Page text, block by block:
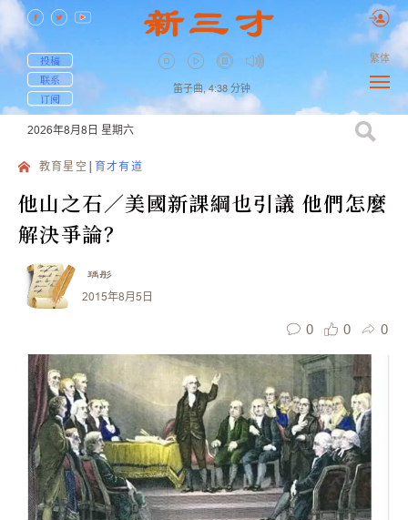
投稿
联系
订阅
笛子曲, 4:38 分钟
繁体
2026年8月8日 星期六
教育星空 育才有道
他山之石／美國新課綱也引議 他們怎麼
解決爭論？
瑀彤
2015年8月5日
0 0 0